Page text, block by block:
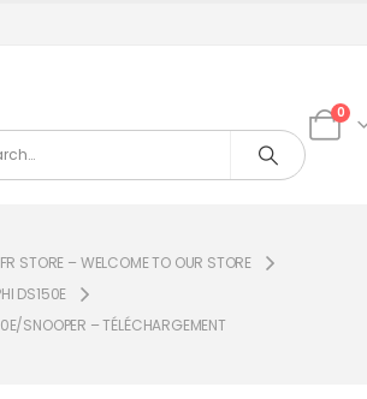
0
STORE – WELCOME TO OUR STORE
DS150E
SNOOPER – TÉLÉCHARGEMENT